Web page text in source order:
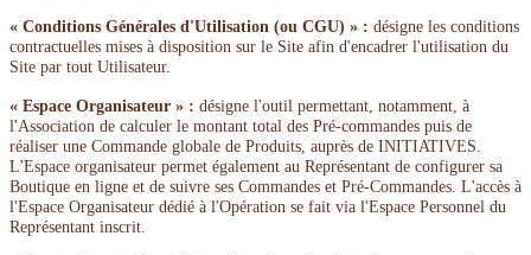
« Conditions Générales d'Utilisation (ou CGU) » : désigne les conditions
contractuelles mises à disposition sur le Site afin d'encadrer l'utilisation du
Site par tout Utilisateur.
« Espace Organisateur » : désigne l'outil permettant, notamment, à
l'Association de calculer le montant total des Pré-commandes puis de
réaliser une Commande globale de Produits, auprès de INITIATIVES.
L'Espace organisateur permet également au Représentant de configurer sa
Boutique en ligne et de suivre ses Commandes et Pré-Commandes. L'accès à
l'Espace Organisateur dédié à l'Opération se fait via l'Espace Personnel du
Représentant inscrit.